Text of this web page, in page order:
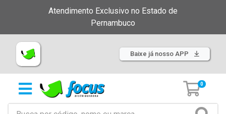
Atendimento Exclusivo no Estado de
Pernambuco
Baixe já nosso APP
0